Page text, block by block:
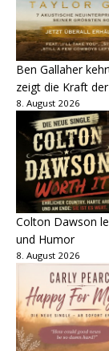
Ben Gallaher
zeigt die Kraft
8. August 2026
Colton Dawson
und Humor
8. August 2026